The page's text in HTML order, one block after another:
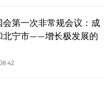
第一次非常规会议：成
北宁市——增长极发展的